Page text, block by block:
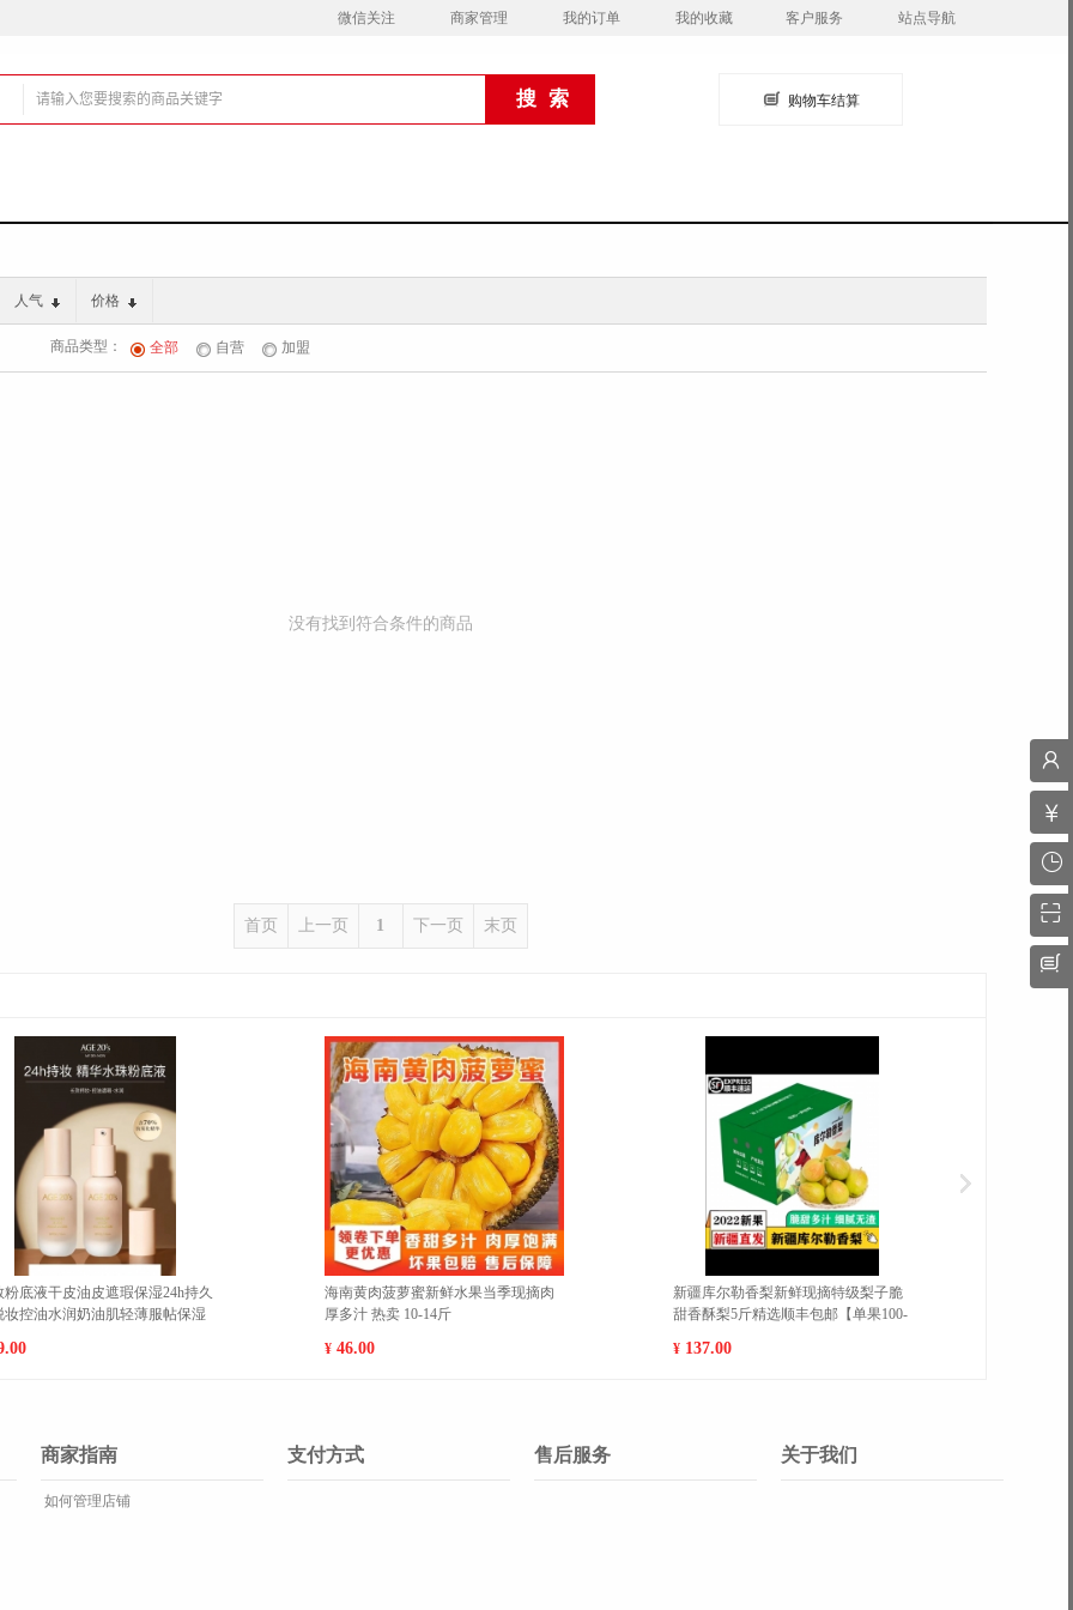
微信关注 商家管理 我的订单 我的收藏 客户服务 站点导航
购物车结算
人气 价格
商品类型： 全部 自营 加盟
没有找到符合条件的商品
首页 上一页 1 下一页 末页
梨子脆
果100-
福建平和红心柚蜜柚当季水果新鲜红
肉柚包邮 小果（15-20cm） 9斤
香蕉脆片水果干芭蕉干香脆可口休闲
蔓越莓干水果干果脯学生宿舍休
食办公室零食
商家指南
如何管理店铺
支付方式 售后服务 关于我们